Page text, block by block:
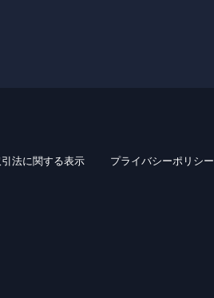
法に関する表示 プライバシーポリシー